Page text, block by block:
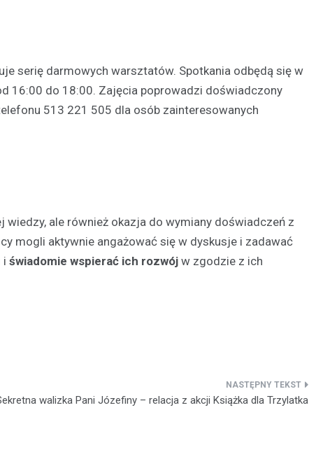
serię darmowych warsztatów. Spotkania odbędą się w
16:00 do 18:00. Zajęcia poprowadzi doświadczony
513 221 505 dla osób zainteresowanych
ale również okazja do wymiany doświadczeń z
mogli aktywnie angażować się w dyskusje i zadawać
i świadomie wspierać ich rozwój w zgodzie z ich
walizka Pani Józefiny – relacja z akcji Książka dla Trzylatka
W minioną niedzielę mieszkańcy
Moszczenicy mieli okazję uczestniczyć w
niezwykłym wydarzeniu, które zakończyło